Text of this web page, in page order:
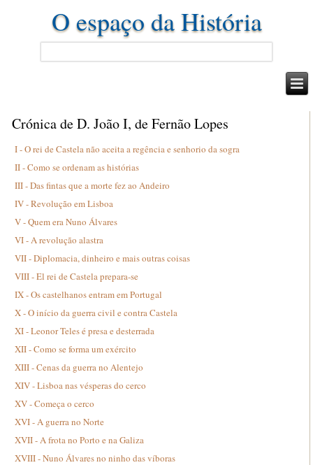
O espaço da História
Crónica de D. João I, de Fernão Lopes
I - O rei de Castela não aceita a regência e senhorio da sogra
II - Como se ordenam as histórias
III - Das fintas que a morte fez ao Andeiro
IV - Revolução em Lisboa
V - Quem era Nuno Álvares
VI - A revolução alastra
VII - Diplomacia, dinheiro e mais outras coisas
VIII - El rei de Castela prepara-se
IX - Os castelhanos entram em Portugal
X - O início da guerra civil e contra Castela
XI - Leonor Teles é presa e desterrada
XII - Como se forma um exército
XIII - Cenas da guerra no Alentejo
XIV - Lisboa nas vésperas do cerco
XV - Começa o cerco
XVI - A guerra no Norte
XVII - A frota no Porto e na Galiza
XVIII - Nuno Álvares no ninho das víboras